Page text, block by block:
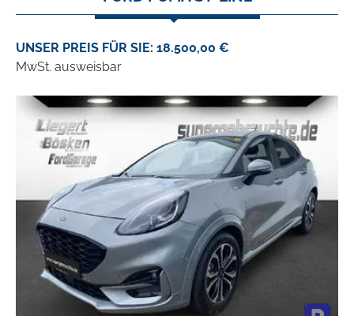
UNSER PREIS FÜR SIE: 18.500,00 €
MwSt. ausweisbar